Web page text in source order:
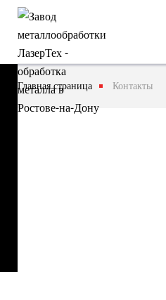
Главная страница Контакты